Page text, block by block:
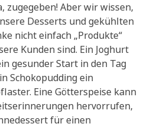
zugegeben! Aber wir wissen,
Desserts und gekühlten
nicht einfach „Produkte“
Kunden sind. Ein Joghurt
gesunder Start in den Tag
Schokopudding ein
Eine Götterspeise kann
hervorrufen,
für einen